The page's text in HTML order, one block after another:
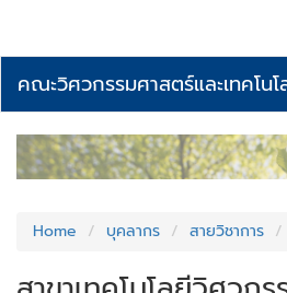
main
content
คณะวิศวกรรมศาสตร์และเทคโนโ
Home บุคลากร สายวิชาการ